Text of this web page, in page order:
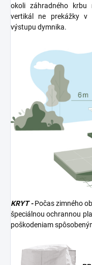
okoli záhradného krbu
vertikál ne prekážky v
výstupu dymnika.
KRYT - Počas zimného
špeciálnou ochrannou
poškodeniam